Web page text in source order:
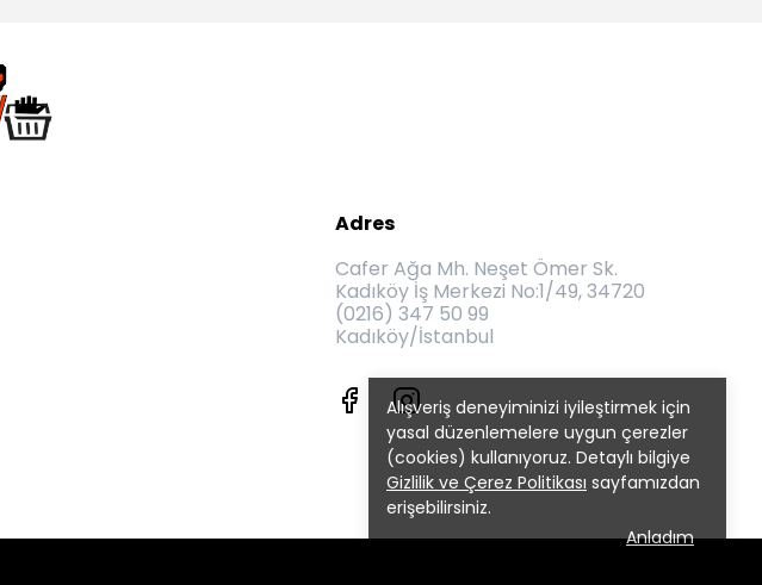
Alışveriş deneyiminizi iyileştirmek için
yasal düzenlemelere uygun çerezler
(cookies) kullanıyoruz. Detaylı bilgiye
Gizlilik ve Çerez Politikası sayfamızdan
erişebilirsiniz.
Anladım
Adres
Cafer Ağa Mh. Neşet Ömer Sk.
Kadıköy İş Merkezi No:1/49, 34720
(0216) 347 50 99
Kadıköy/İstanbul